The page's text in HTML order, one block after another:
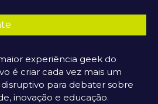
experiência geek do
é criar cada vez mais um
para debater sobre
inovação e educação.